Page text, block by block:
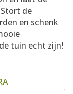
de
en schenk
tuin echt zijn!